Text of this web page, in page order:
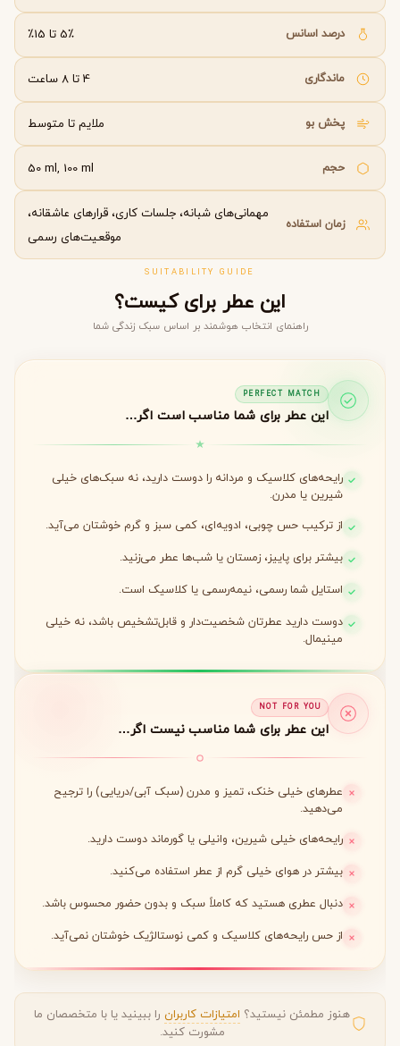
درصد اسانس 5٪ تا 15٪
ماندگاری 4 تا 8 ساعت
پخش بو ملایم تا متوسط
حجم 50 ml, 100 ml
زمان استفاده
مهمانی‌های شبانه، جلسات کاری، قرارهای عاشقانه،
موقعیت‌های رسمی
SUITABILITY GUIDE
این عطر برای کیست؟
راهنمای انتخاب هوشمند بر اساس سبک زندگی شما
PERFECT MATCH
این عطر برای شما مناسب است اگر…
رایحه‌های کلاسیک و مردانه را دوست دارید، نه سبک‌های خیلی
شیرین یا مدرن.
از ترکیب حس چوبی، ادویه‌ای، کمی سبز و گرم خوشتان می‌آید.
بیشتر برای پاییز، زمستان یا شب‌ها عطر می‌زنید.
استایل شما رسمی، نیمه‌رسمی یا کلاسیک است.
دوست دارید عطرتان شخصیت‌دار و قابل‌تشخیص باشد، نه خیلی
مینیمال.
NOT FOR YOU
این عطر برای شما مناسب نیست اگر…
عطرهای خیلی خنک، تمیز و مدرن (سبک آبی/دریایی) را ترجیح
می‌دهید.
رایحه‌های خیلی شیرین، وانیلی یا گورماند دوست دارید.
بیشتر در هوای خیلی گرم از عطر استفاده می‌کنید.
دنبال عطری هستید که کاملاً سبک و بدون حضور محسوس باشد.
از حس رایحه‌های کلاسیک و کمی نوستالژیک خوشتان نمی‌آید.
هنوز مطمئن نیستید؟ امتیازات کاربران را ببینید یا با متخصصان ما
مشورت کنید.